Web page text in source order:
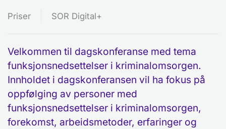
Priser SOR Digital+
Velkommen til dagskonferanse med tema
funksjonsnedsettelser i kriminalomsorgen.
Innholdet i dagskonferansen vil ha fokus på
oppfølging av personer med
funksjonsnedsettelser i kriminalomsorgen,
forekomst, arbeidsmetoder, erfaringer og